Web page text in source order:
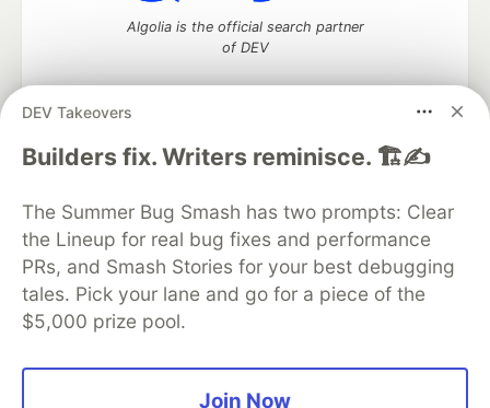
DEV Takeovers
Builders fix. Writers reminisce. 🏗️✍️
The Summer Bug Smash has two prompts: Clear
the Lineup for real bug fixes and performance
PRs, and Smash Stories for your best debugging
tales. Pick your lane and go for a piece of the
$5,000 prize pool.
Join Now
Algolia is the official search partner
of DEV
DEV Community— A space to discuss and keep up software
DEV Education Tracks
DEV Help
Advertise on DEV
Organization Accounts
DEV Showcase About
Contact
Free Postgres Database
DEV Shop
MLH
Code of Conduct
Privacy Policy
Terms of Use
Built on Forem — the open source software that powers
and other inclusive communities.